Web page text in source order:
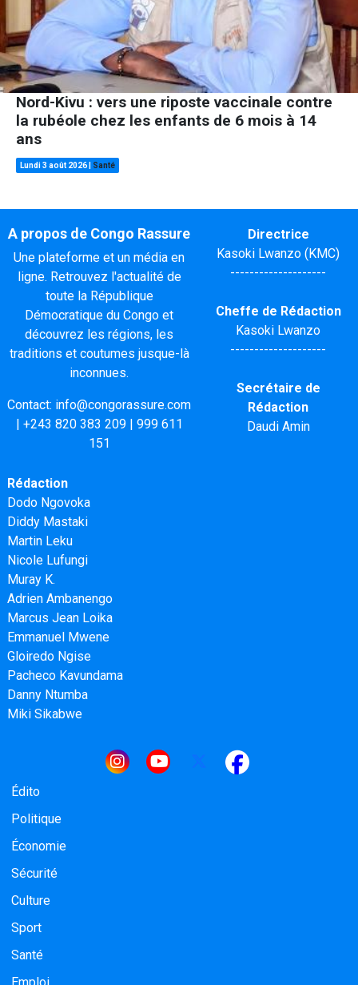
Nord-Kivu : vers une riposte vaccinale contre
la rubéole chez les enfants de 6 mois à 14
ans
Lundi 3 août 2026 Santé
A propos de Congo Rassure
Une plateforme et un média en
ligne. Retrouvez l'actualité de
toute la République
Démocratique du Congo et
découvrez les régions, les
traditions et coutumes jusque-là
inconnues.
Contact: info@congorassure.com
| +243 820 383 209| 999 611
151
Directrice
Kasoki Lwanzo (KMC)
--------------------
Cheffe de Rédaction
Kasoki Lwanzo
--------------------
Secrétaire de
Rédaction
Daudi Amin
Rédaction
Dodo Ngovoka
Diddy Mastaki
Martin Leku
Nicole Lufungi
Muray K.
Adrien Ambanengo
Marcus Jean Loika
Emmanuel Mwene
Gloiredo Ngise
Pacheco Kavundama
Danny Ntumba
Miki Sikabwe
Navigation principale
Édito
Politique
Économie
Sécurité
Culture
Sport
Santé